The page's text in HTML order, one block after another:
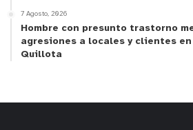
7 Agosto, 2026
Hombre con presunto trastorno
agresiones a locales y clientes
Quillota